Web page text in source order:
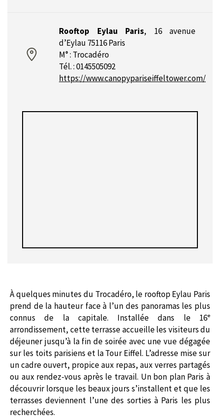
Rooftop Eylau Paris, 16 avenue
d’Eylau 75116 Paris
M° : Trocadéro
Tél. : 0145505092
https://www.canopypariseiffeltower.com/
À quelques minutes du Trocadéro, le rooftop Eylau Paris
prend de la hauteur face à l’un des panoramas les plus
connus de la capitale. Installée dans le 16ᵉ
arrondissement, cette terrasse accueille les visiteurs du
déjeuner jusqu’à la fin de soirée avec une vue dégagée
sur les toits parisiens et la Tour Eiffel. L’adresse mise sur
un cadre ouvert, propice aux repas, aux verres partagés
ou aux rendez-vous après le travail. Un bon plan Paris à
découvrir lorsque les beaux jours s’installent et que les
terrasses deviennent l’une des sorties à Paris les plus
recherchées.